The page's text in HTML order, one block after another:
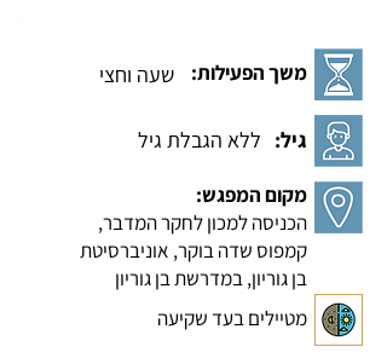
שעה וחצי משך הפעילות:
ללא הגבלת גיל גיל:
מקום המפגש:
הכניסה למכון לחקר המדבר,
קמפוס שדה בוקר, אוניברסיטת
בן גוריון, במדרשת בן גוריון
מטיילים בעד שקיעה